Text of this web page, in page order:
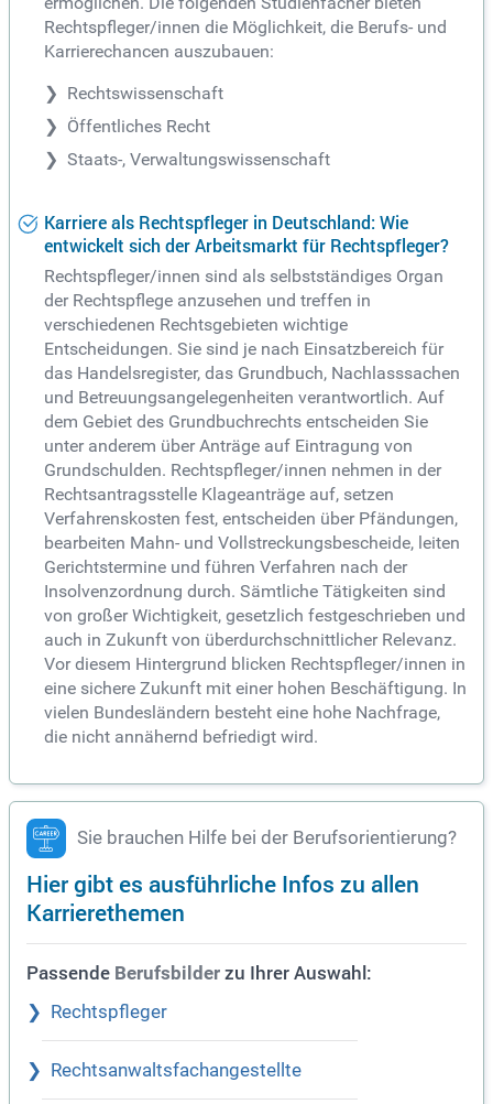
Rechtspfleger/innen die Möglichkeit, die Berufs- und
Karrierechancen auszubauen:
Rechtswissenschaft
Öffentliches Recht
Staats-, Verwaltungswissenschaft
Karriere als Rechtspfleger in Deutschland: Wie
entwickelt sich der Arbeitsmarkt für Rechtspfleger?
Rechtspfleger/innen sind als selbstständiges Organ
der Rechtspflege anzusehen und treffen in
verschiedenen Rechtsgebieten wichtige
Entscheidungen. Sie sind je nach Einsatzbereich für
das Handelsregister, das Grundbuch, Nachlasssachen
und Betreuungsangelegenheiten verantwortlich. Auf
dem Gebiet des Grundbuchrechts entscheiden Sie
unter anderem über Anträge auf Eintragung von
Grundschulden. Rechtspfleger/innen nehmen in der
Rechtsantragsstelle Klageanträge auf, setzen
Verfahrenskosten fest, entscheiden über Pfändungen,
bearbeiten Mahn- und Vollstreckungsbescheide, leiten
Gerichtstermine und führen Verfahren nach der
Insolvenzordnung durch. Sämtliche Tätigkeiten sind
von großer Wichtigkeit, gesetzlich festgeschrieben und
auch in Zukunft von überdurchschnittlicher Relevanz.
Vor diesem Hintergrund blicken Rechtspfleger/innen in
eine sichere Zukunft mit einer hohen Beschäftigung. In
vielen Bundesländern besteht eine hohe Nachfrage,
die nicht annähernd befriedigt wird.
Sie brauchen Hilfe bei der Berufsorientierung?
Hier gibt es ausführliche Infos zu allen
Karrierethemen
Passende Berufsbilder zu Ihrer Auswahl:
Rechtspfleger
Rechtsanwaltsfachangestellte